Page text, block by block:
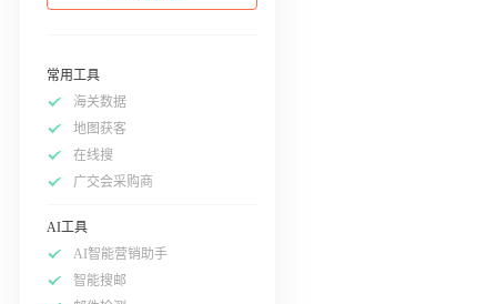
常用工具
海关数据
地图获客
在线搜
广交会采购商
AI工具
AI智能营销助手
智能搜邮